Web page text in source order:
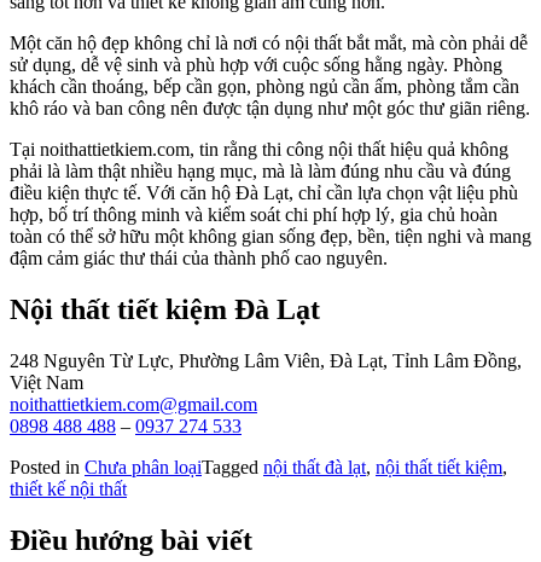
Một căn hộ đẹp không chỉ là nơi có nội thất bắt mắt, mà còn phải dễ
sử dụng, dễ vệ sinh và phù hợp với cuộc sống hằng ngày. Phòng
khách cần thoáng, bếp cần gọn, phòng ngủ cần ấm, phòng tắm cần
khô ráo và ban công nên được tận dụng như một góc thư giãn riêng.
Tại noithattietkiem.com, tin rằng thi công nội thất hiệu quả không
phải là làm thật nhiều hạng mục, mà là làm đúng nhu cầu và đúng
điều kiện thực tế. Với căn hộ Đà Lạt, chỉ cần lựa chọn vật liệu phù
hợp, bố trí thông minh và kiểm soát chi phí hợp lý, gia chủ hoàn
toàn có thể sở hữu một không gian sống đẹp, bền, tiện nghi và mang
đậm cảm giác thư thái của thành phố cao nguyên.
Nội thất tiết kiệm Đà Lạt
248 Nguyên Từ Lực, Phường Lâm Viên, Đà Lạt, Tỉnh Lâm Đồng,
Việt Nam
noithattietkiem.com@gmail.com
0898 488 488 – 0937 274 533
Posted in Chưa phân loạiTagged nội thất đà lạt, nội thất tiết kiệm,
thiết kế nội thất
Điều hướng bài viết